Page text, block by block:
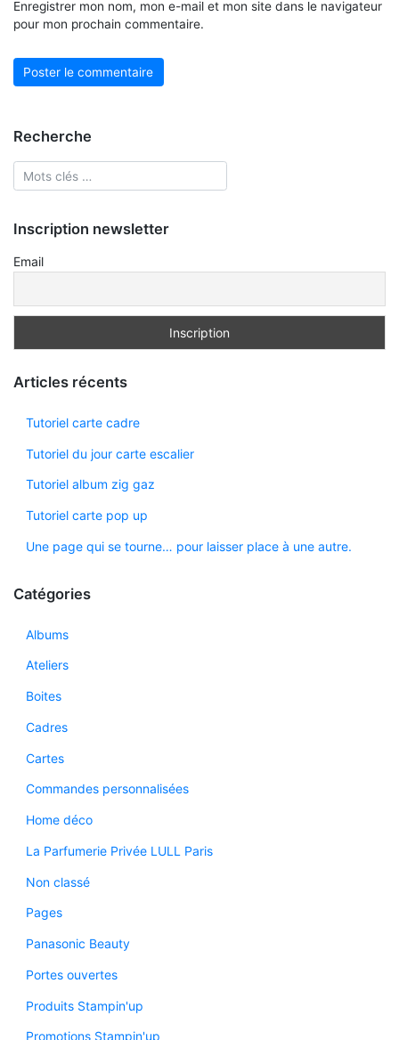
Enregistrer mon nom, mon e-mail et mon site dans le navigateur
pour mon prochain commentaire.
Recherche
Inscription newsletter
Email
Articles récents
Tutoriel carte cadre
Tutoriel du jour carte escalier
Tutoriel album zig gaz
Tutoriel carte pop up
Une page qui se tourne… pour laisser place à une autre.
Catégories
Albums
Ateliers
Boites
Cadres
Cartes
Commandes personnalisées
Home déco
La Parfumerie Privée LULL Paris
Non classé
Pages
Panasonic Beauty
Portes ouvertes
Produits Stampin'up
Promotions Stampin'up